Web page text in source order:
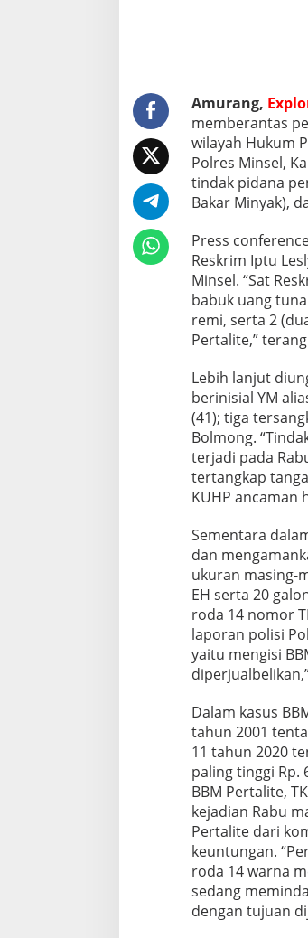
n
J
u
d
i
K
a
u
Amurang,
memberantas
wilayah Hukum
Polres Minsel,
tindak pidana
Bakar Minyak),
Press
Reskrim Iptu
Minsel. “Sat
babuk uang
remi, serta 2
Pertalite,”
Lebih lanjut
berinisial YM
(41); tiga
Bolmong.
terjadi pada
tertangkap
KUHP ancaman
Sementara
dan
ukuran masing-
EH serta 20
roda 14 nomor
laporan polisi
yaitu mengisi
Dalam kasus
tahun 2001
11 tahun 2020
paling tinggi Rp.
BBM Pertalite,
kejadian Rabu
Pertalite dari
keuntungan.
roda 14 warna
sedang
dengan tujuan